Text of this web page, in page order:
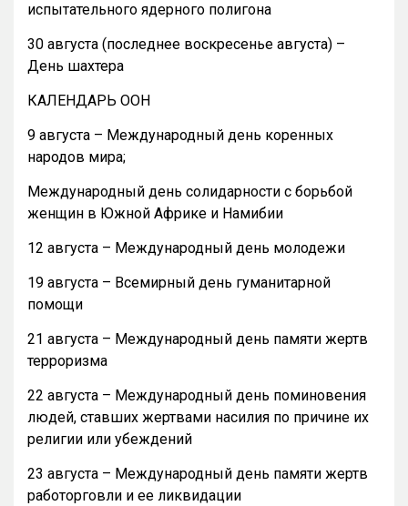
испытательного ядерного полигона
30 августа (последнее воскресенье августа) –
День шахтера
КАЛЕНДАРЬ ООН
9 августа – Международный день коренных
народов мира;
Международный день солидарности с борьбой
женщин в Южной Африке и Намибии
12 августа – Международный день молодежи
19 августа – Всемирный день гуманитарной
помощи
21 августа – Международный день памяти жертв
терроризма
22 августа – Международный день поминовения
людей, ставших жертвами насилия по причине их
религии или убеждений
23 августа – Международный день памяти жертв
работорговли и ее ликвидации